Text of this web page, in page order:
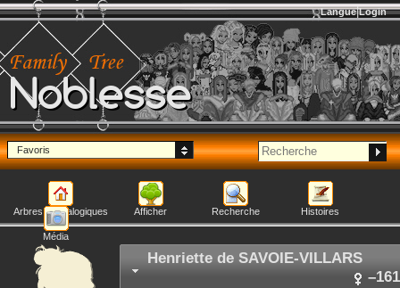
Noblesse
Langue Login
Favoris
Arbres généalogiques Afficher Recherche Histoires
Média
Henriette de SAVOIE-VILLARS
–